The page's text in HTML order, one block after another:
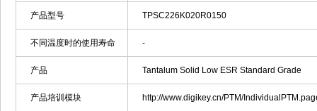
产品型号 TPSC226K020R0150
不同温度时的使用寿命 -
产品 Tantalum Solid Low ESR Standard Grade
产品培训模块 http://www.digikey.cn/PTM/